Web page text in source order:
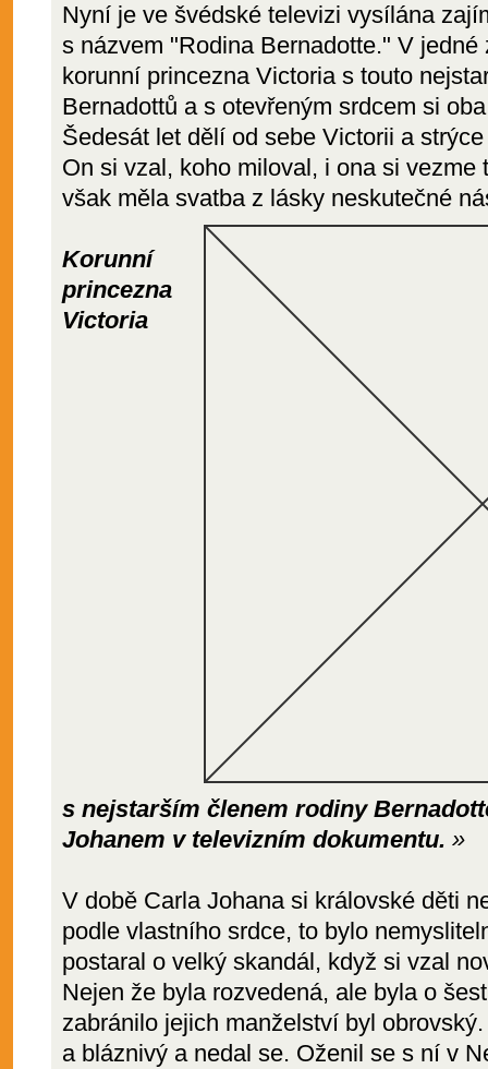
Nyní je ve švédské televizi vysílána
s názvem "Rodina Bernadotte." V
korunní princezna Victoria s touto
Bernadottů a s otevřeným srdcem si
Šedesát let dělí od sebe Victorii a
On si vzal, koho miloval, i ona si vezme
však měla svatba z lásky neskutečné
Korunní
princezna
Victoria
s nejstarším členem rodiny
Johanem v televizním dokumentu. »
V době Carla Johana si královské děti
podle vlastního srdce, to bylo
postaral o velký skandál, když si vzal
Nejen že byla rozvedená, ale byla o
zabránilo jejich manželství byl
a bláznivý a nedal se. Oženil se s ní v